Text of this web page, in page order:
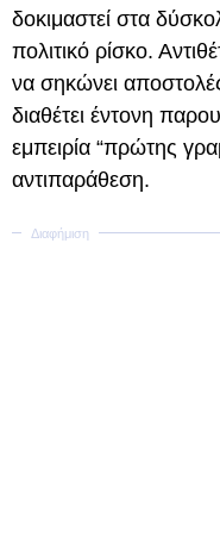
δοκιμαστεί στα
πολιτικό ρίσκο.
να σηκώνει
διαθέτει έντονη
εμπειρία “πρώτης
αντιπαράθεση.